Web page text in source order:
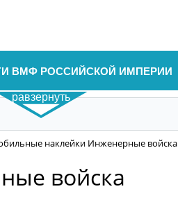
ВМФ РОССИЙСКОЙ ИМПЕРИИ
равзернуть
наклейки Инженерные войска
войска